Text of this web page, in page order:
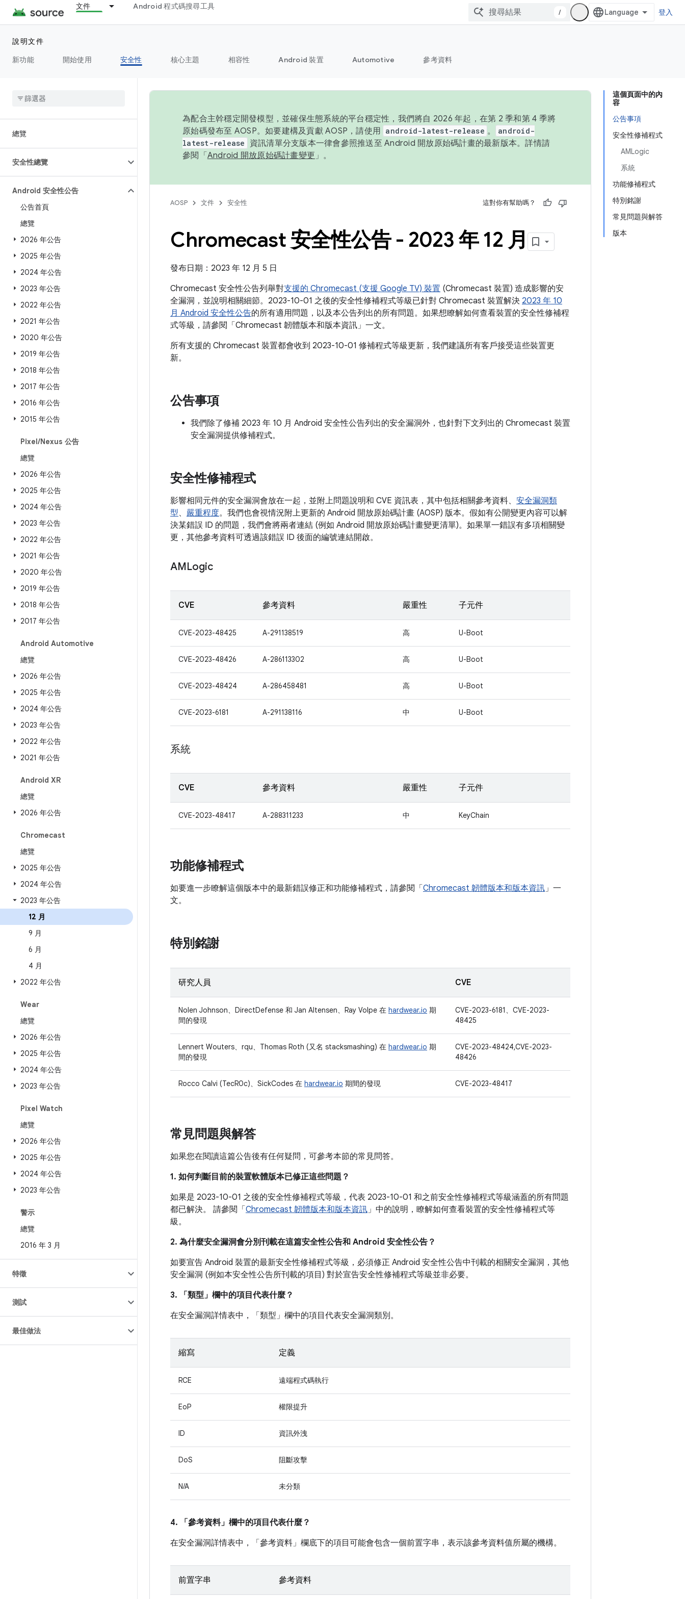
文件 Android 程式碼搜尋工具
/ 登入
說明文件
新功能
開始使用 安全性 核心主題 相容性 Android 裝置 Automotive 參考資料
總覽
安全性總覽
Android 安全性公告
公告首頁
總覽
2026 年公告
2025 年公告
2024 年公告
2023 年公告
2022 年公告
2021 年公告
2020 年公告
2019 年公告
2018 年公告
2017 年公告
2016 年公告
2015 年公告
Pixel/Nexus 公告
總覽
2026 年公告
2025 年公告
2024 年公告
2023 年公告
2022 年公告
2021 年公告
2020 年公告
2019 年公告
2018 年公告
2017 年公告
Android Automotive
總覽
2026 年公告
2025 年公告
2024 年公告
2023 年公告
2022 年公告
2021 年公告
Android XR
總覽
2026 年公告
Chromecast
總覽
2025 年公告
2024 年公告
2023 年公告
12 月
9 月
6 月
4 月
2022 年公告
Wear
總覽
2026 年公告
2025 年公告
2024 年公告
2023 年公告
Pixel Watch
總覽
2026 年公告
2025 年公告
2024 年公告
2023 年公告
警示
總覽
2016 年 3 月
特徵
測試
最佳做法
這個頁面中的內
容
公告事項
安全性修補程式
AMLogic
系統
功能修補程式
特別銘謝
常見問題與解答
版本
為配合主幹穩定開發模型，並確保生態系統的平台穩定性，我們將自 2026 年起，在第 2 季和第 4 季將
原始碼發布至 AOSP。如要建構及貢獻 AOSP，請使用 android-latest-release 。
android-
latest-release
資訊清單分支版本一律會參照推送至 Android 開放原始碼計畫的最新版本。詳情請
參閱「 Android 開放原始碼計畫變更 」。
AOSP 文件 安全性 這對你有幫助嗎？
Chromecast 安全性公告 - 2023 年 12 月
發布日期：2023 年 12 月 5 日
Chromecast 安全性公告列舉對支援的 Chromecast (支援 Google TV) 裝置 (Chromecast 裝置) 造成影響的安
全漏洞，並說明相關細節。2023-10-01 之後的安全性修補程式等級已針對 Chromecast 裝置解決 2023 年 10
月 Android 安全性公告的所有適用問題，以及本公告列出的所有問題。如果想瞭解如何查看裝置的安全性修補程
式等級，請參閱「Chromecast 韌體版本和版本資訊」一文。
所有支援的 Chromecast 裝置都會收到 2023-10-01 修補程式等級更新，我們建議所有客戶接受這些裝置更
新。
公告事項
我們除了修補 2023 年 10 月 Android 安全性公告列出的安全漏洞外，也針對下文列出的 Chromecast 裝置
安全漏洞提供修補程式。
安全性修補程式
影響相同元件的安全漏洞會放在一起，並附上問題說明和 CVE 資訊表，其中包括相關參考資料、 安全漏洞類
型、 嚴重程度。我們也會視情況附上更新的 Android 開放原始碼計畫 (AOSP) 版本。假如有公開變更內容可以解
決某錯誤 ID 的問題，我們會將兩者連結 (例如 Android 開放原始碼計畫變更清單)。如果單一錯誤有多項相關變
更，其他參考資料可透過該錯誤 ID 後面的編號連結開啟。
AMLogic
CVE 參考資料 嚴重性 子元件
CVE-2023-48425 A-291138519 高 U-Boot
CVE-2023-48426 A-286113302 高 U-Boot
CVE-2023-48424 A-286458481 高 U-Boot
CVE-2023-6181 A-291138116 中 U-Boot
系統
CVE 參考資料 嚴重性 子元件
CVE-2023-48417 A-288311233 中 KeyChain
功能修補程式
如要進一步瞭解這個版本中的最新錯誤修正和功能修補程式，請參閱「 Chromecast 韌體版本和版本資訊」一
文。
特別銘謝
研究人員 CVE
Nolen Johnson、DirectDefense 和 Jan Altensen、Ray Volpe 在 hardwear.io 期
間的發現
CVE-2023-6181、CVE-2023-
48425
Lennert Wouters、rqu、Thomas Roth (又名 stacksmashing) 在 hardwear.io 期
間的發現
CVE-2023-48424,CVE-2023-
48426
Rocco Calvi (TecR0c)、SickCodes 在 hardwear.io 期間的發現 CVE-2023-48417
常見問題與解答
如果您在閱讀這篇公告後有任何疑問，可參考本節的常見問答。
1. 如何判斷目前的裝置軟體版本已修正這些問題？
如果是 2023-10-01 之後的安全性修補程式等級，代表 2023-10-01 和之前安全性修補程式等級涵蓋的所有問題
都已解決。 請參閱「 Chromecast 韌體版本和版本資訊」中的說明，瞭解如何查看裝置的安全性修補程式等
級。
2. 為什麼安全漏洞會分別刊載在這篇安全性公告和 Android 安全性公告？
如要宣告 Android 裝置的最新安全性修補程式等級，必須修正 Android 安全性公告中刊載的相關安全漏洞，其他
安全漏洞 (例如本安全性公告所刊載的項目) 對於宣告安全性修補程式等級並非必要。
3. 「類型」 欄中的項目代表什麼？
在安全漏洞詳情表中，「類型」 欄中的項目代表安全漏洞類別。
縮寫 定義
RCE 遠端程式碼執行
EoP 權限提升
ID 資訊外洩
DoS 阻斷攻擊
N/A 未分類
4. 「參考資料」 欄中的項目代表什麼？
在安全漏洞詳情表中，「參考資料」 欄底下的項目可能會包含一個前置字串，表示該參考資料值所屬的機構。
前置字串 參考資料